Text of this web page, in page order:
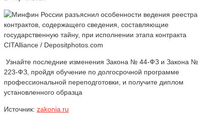
CITAlliance / Depositphotos.com
Узнайте последние изменения Закона № 44-ФЗ и Закона №
223-ФЗ, пройдя обучение по долгосрочной программе
профессиональной переподготовки, и получите диплом
установленного образца
Источник: zakonia.ru